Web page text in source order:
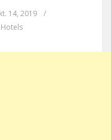
14, 2019
/
Hotels